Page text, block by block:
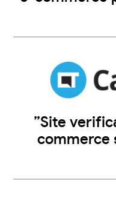
”Site
commerce